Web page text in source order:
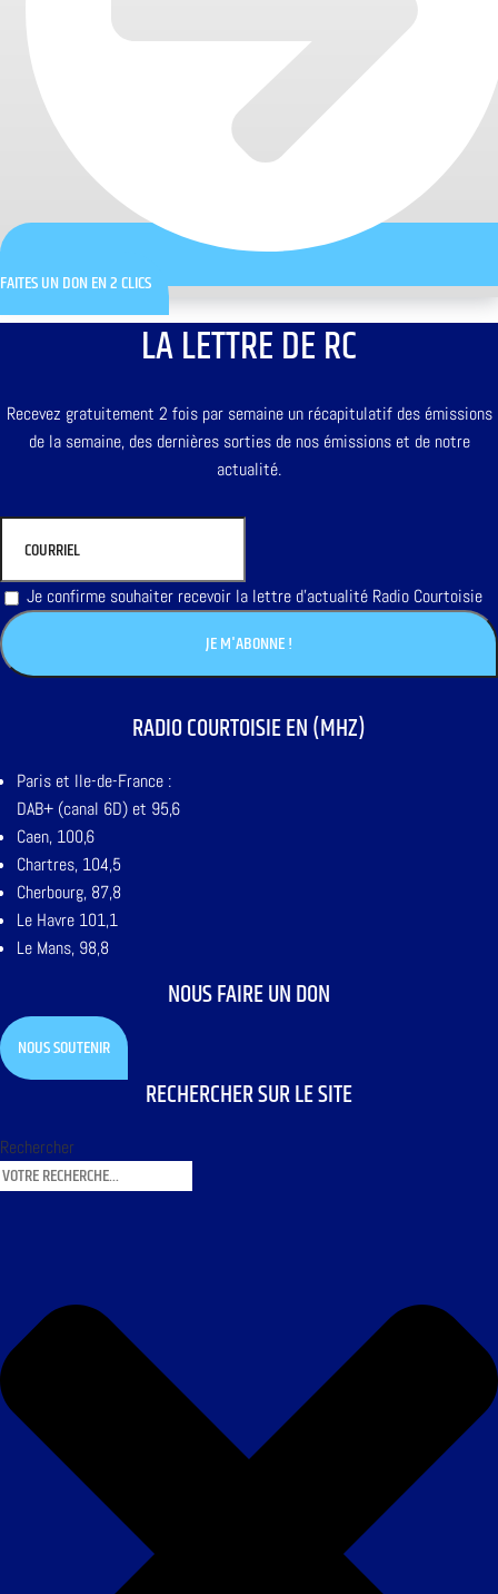
FAITES UN DON EN 2 CLICS
LA LETTRE DE RC
Recevez gratuitement 2 fois par semaine un récapitulatif des émissions
de la semaine, des dernières sorties de nos émissions et de notre
actualité.
Je confirme souhaiter recevoir la lettre d'actualité Radio Courtoisie
RADIO COURTOISIE EN (MHZ)
Paris et Ile-de-France :
DAB+ (canal 6D) et 95,6
Caen, 100,6
Chartres, 104,5
Cherbourg, 87,8
Le Havre 101,1
Le Mans, 98,8
NOUS FAIRE UN DON
NOUS SOUTENIR
RECHERCHER SUR LE SITE
Rechercher